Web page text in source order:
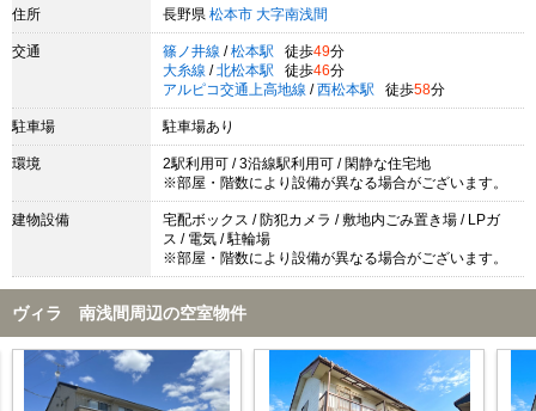
住所 長野県 松本市 大字南浅間
交通 篠ノ井線 / 松本駅 徒歩49分
大糸線 / 北松本駅 徒歩46分
アルピコ交通上高地線 / 西松本駅 徒歩58分
駐車場 駐車場あり
環境
2駅利用可 / 3沿線駅利用可 / 閑静な住宅地
※部屋・階数により設備が異なる場合がございます。
建物設備
宅配ボックス / 防犯カメラ / 敷地内ごみ置き場 / LPガ
ス / 電気 / 駐輪場
※部屋・階数により設備が異なる場合がございます。
ヴィラ 南浅間周辺の空室物件